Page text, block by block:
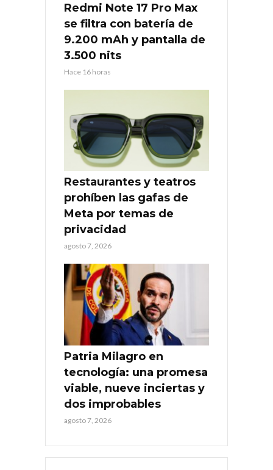
Redmi Note 17 Pro Max
se filtra con batería de
9.200 mAh y pantalla de
3.500 nits
Hace 16 horas
Restaurantes y teatros
prohíben las gafas de
Meta por temas de
privacidad
agosto 7, 2026
Patria Milagro en
tecnología: una promesa
viable, nueve inciertas y
dos improbables
agosto 7, 2026